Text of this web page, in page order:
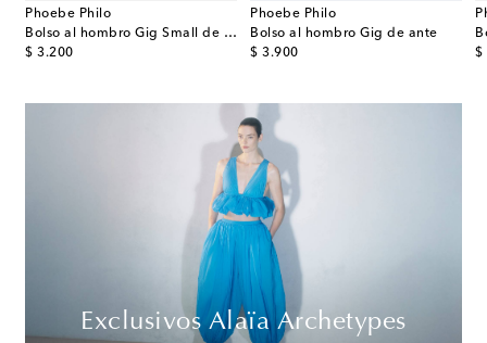
Phoebe Philo
Bolso al hombro Gig Small de ante
$ 3.200
original price
Phoebe Philo
Bolso al hombro Gig de ante
$ 3.900
original price $
Exclusivos Alaïa Archetypes